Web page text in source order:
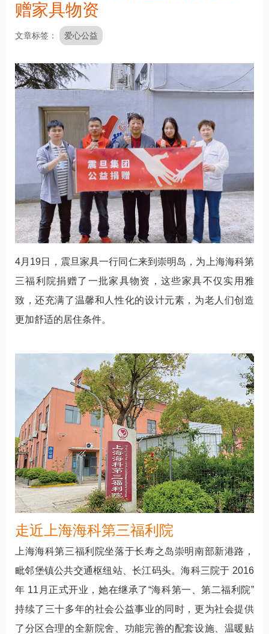
赠家具物资
文章标签 爱心公益
4月19日，震旦家具一行同仁来到崇明岛，为上海海科第
三福利院捐赠了一批家具物资，这些家具不仅实用雅
致，还充满了温馨和人性化的设计元素，为老人们创造
更加舒适的居住条件。
走近上海海科第三福利院
上海海科第三福利院坐落于长寿之岛崇明南部新港路，
毗邻堡镇公共交通枢纽站、长江码头。海科三院于 2016
年 11月正式开业，她在继承了“海科第一、第二福利院”
持续了三十多年的社会公益事业的同时，更为社会提供
了分区合理的全新院舍、功能完善的配套设施、温暖贴